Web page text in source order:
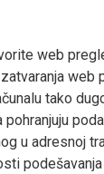
web
tako
u adresnoj